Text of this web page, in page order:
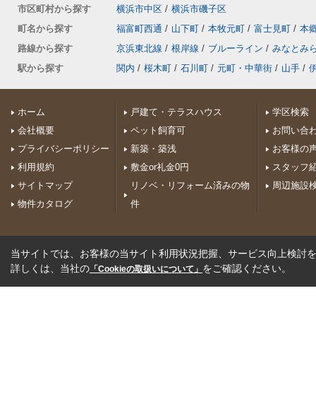
市区町村から探す 横浜市中区 / 横浜市磯子区
町名から探す
福富町西通 / 山下町 / 本牧元町 / 富士見町 / 本
路線から探す
京浜東北線 / 根岸線 / ブルーライン / みなとみ
駅から探す
関内 / 桜木町 / 石川町 / 元町・中華街 / 山手 /
ホーム
会社概要
プライバシーポリシー
利用規約
サイトマップ
物件カタログ
戸建て・テラスハウス
ペット飼育可
新築・築浅
敷金or礼金0円
リノベ・リフォーム済みの物
件
学区検索
お問い合
お客様の
スタッフ
周辺施設
当サイトでは、お客様の当サイト利用状況把握、サービス向上検討
詳しくは、当社の 「Cookieの取扱いについて」 をご確認ください。